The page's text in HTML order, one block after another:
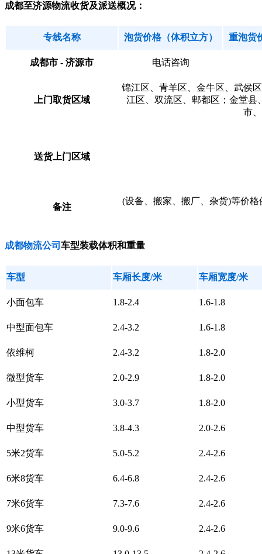
成都至济源物流收货及派送概况：
专线名称 泡货价格（体积立方） 重泡货
成都市 - 济源市 电话咨询
上门取货区域
锦江区、青羊区、金牛区、武侯
江区、双流区、郫都区；金堂县
市
送货上门区域
备注
(设备、搬家、搬厂、杂货)等价
成都物流公司 车型装载体积和重量
车型 车厢长度/米 车厢宽度/米
小面包车 1.8-2.4 1.6-1.8
中型面包车 2.4-3.2 1.6-1.8
依维柯 2.4-3.2 1.8-2.0
微型货车 2.0-2.9 1.8-2.0
小型货车 3.0-3.7 1.8-2.0
中型货车 3.8-4.3 2.0-2.6
5米2货车 5.0-5.2 2.4-2.6
6米8货车 6.4-6.8 2.4-2.6
7米6货车 7.3-7.6 2.4-2.6
9米6货车 9.0-9.6 2.4-2.6